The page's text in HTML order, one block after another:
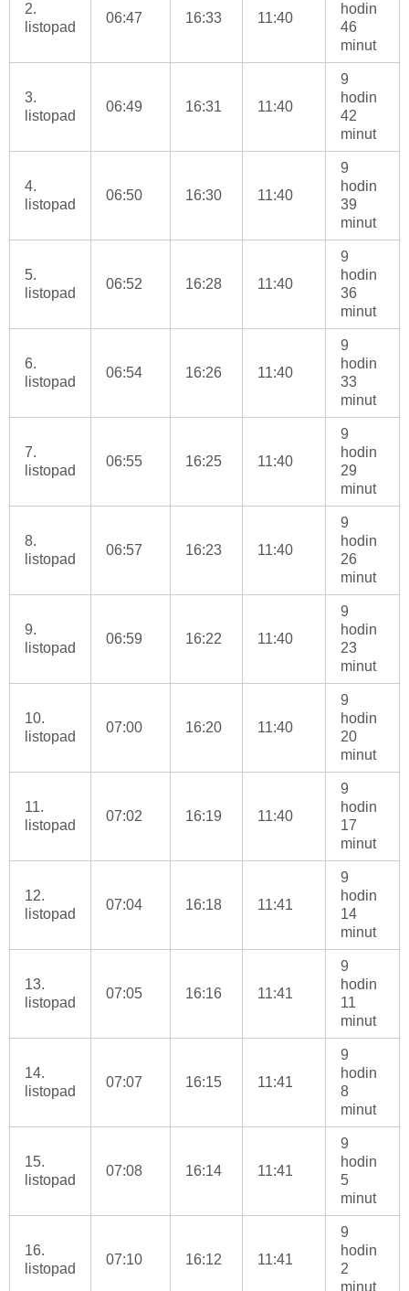
2.
listopad
06:47 16:33 11:40
hodin
46
minut
3.
listopad
06:49 16:31 11:40
9
hodin
42
minut
4.
listopad
06:50 16:30 11:40
9
hodin
39
minut
5.
listopad
06:52 16:28 11:40
9
hodin
36
minut
6.
listopad
06:54 16:26 11:40
9
hodin
33
minut
7.
listopad
06:55 16:25 11:40
9
hodin
29
minut
8.
listopad
06:57 16:23 11:40
9
hodin
26
minut
9.
listopad
06:59 16:22 11:40
9
hodin
23
minut
10.
listopad
07:00 16:20 11:40
9
hodin
20
minut
11.
listopad
07:02 16:19 11:40
9
hodin
17
minut
12.
listopad
07:04 16:18 11:41
9
hodin
14
minut
13.
listopad
07:05 16:16 11:41
9
hodin
11
minut
14.
listopad
07:07 16:15 11:41
9
hodin
8
minut
15.
listopad
07:08 16:14 11:41
9
hodin
5
minut
16.
listopad
07:10 16:12 11:41
9
hodin
2
minut